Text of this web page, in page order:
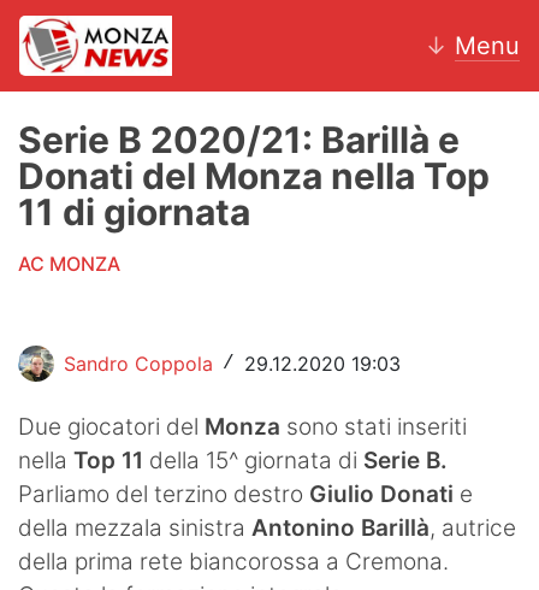
↓ Menu
News
AC Monza
Motori
Volley
Hockey
Altri sport
Hockey
Serie B 2020/21: Barillà e
Donati del Monza nella Top
11 di giornata
AC MONZA
Sandro Coppola / 29.12.2020 19:03
Due giocatori del Monza sono stati inseriti
nella Top 11 della 15^ giornata di Serie B.
Parliamo del terzino destro Giulio Donati e
della mezzala sinistra Antonino Barillà, autrice
della prima rete biancorossa a Cremona.